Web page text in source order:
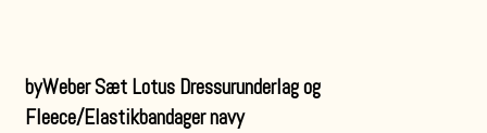
byWeber Sæt Lotus Dressurunderlag og
Fleece/Elastikbandager navy